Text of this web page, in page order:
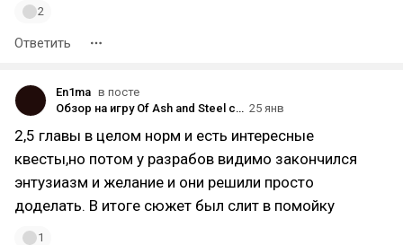
2
Ответить
En1ma в посте
Обзор на игру Of Ash and Steel спустя 90 часов 25 янв
2,5 главы в целом норм и есть интересные
квесты,но потом у разрабов видимо закончился
энтузиазм и желание и они решили просто
доделать. В итоге сюжет был слит в помойку
1